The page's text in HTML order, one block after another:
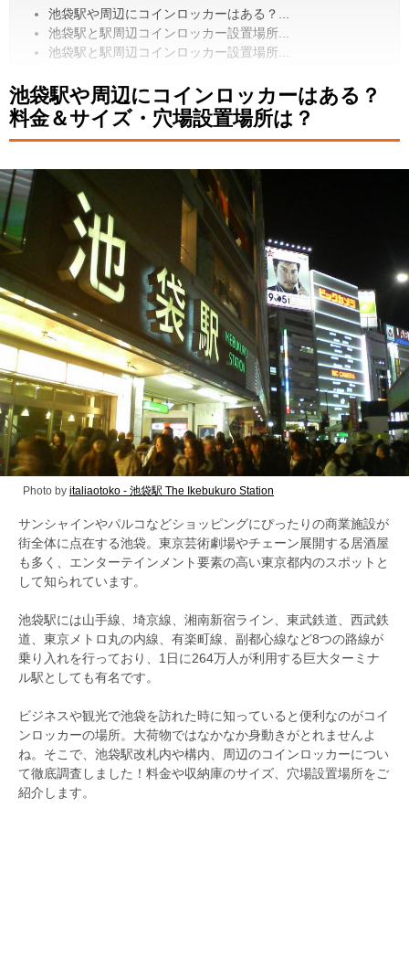
池袋駅や周辺にコインロッカーはある？...
池袋駅と駅周辺コインロッカー設置場所...
池袋駅と駅周辺コインロッカー設置場所...
池袋駅や周辺にコインロッカーはある？
料金＆サイズ・穴場設置場所は？
Photo by italiaotoko - 池袋駅 The Ikebukuro Station
サンシャインやパルコなどショッピングにぴったりの商業施設が
街全体に点在する池袋。東京芸術劇場やチェーン展開する居酒屋
も多く、エンターテインメント要素の高い東京都内のスポットと
して知られています。
池袋駅には山手線、埼京線、湘南新宿ライン、東武鉄道、西武鉄
道、東京メトロ丸の内線、有楽町線、副都心線など8つの路線が
乗り入れを行っており、1日に264万人が利用する巨大ターミナ
ル駅としても有名です。
ビジネスや観光で池袋を訪れた時に知っていると便利なのがコイ
ンロッカーの場所。大荷物ではなかなか身動きがとれませんよ
ね。そこで、池袋駅改札内や構内、周辺のコインロッカーについ
て徹底調査しました！料金や収納庫のサイズ、穴場設置場所をご
紹介します。